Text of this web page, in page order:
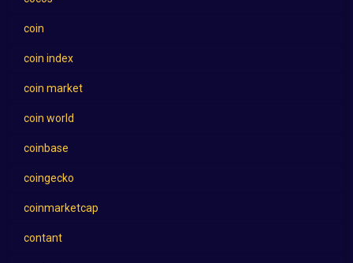
coin
coin index
coin market
coin world
coinbase
coingecko
coinmarketcap
contant